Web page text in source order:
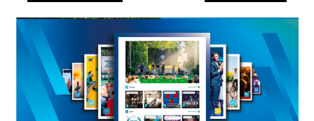
Akcesoria. Będzie to już czwarty
finał tych rozgrywek, który zawsze
połączony jest ze zbiórką na
rzecz WOŚP-u. Tegorocznemu
spotkaniu towarzyszyć będą
niesamowite atrakcją.